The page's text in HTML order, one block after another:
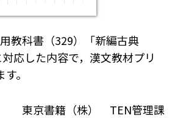
教科書（329）「新編古典
応した内容で，漢文教材プリ
。
東京書籍（株） TEN管理課